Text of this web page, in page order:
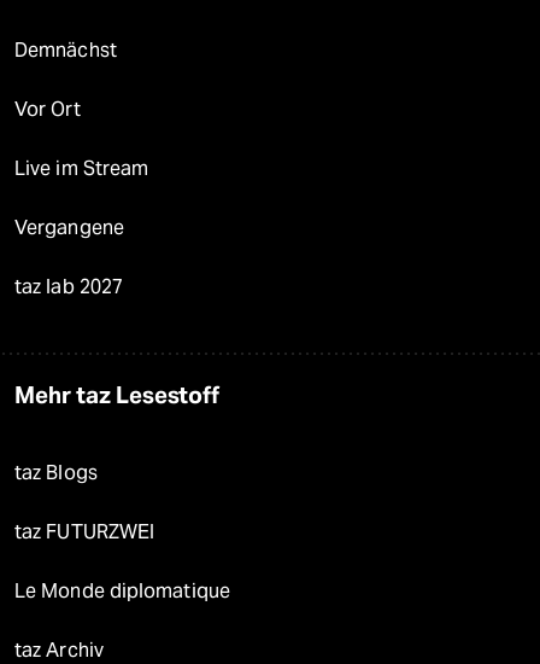
Demnächst
Vor Ort
Live im Stream
Vergangene
taz lab 2027
Mehr taz Lesestoff
taz Blogs
taz FUTURZWEI
Le Monde diplomatique
taz Archiv